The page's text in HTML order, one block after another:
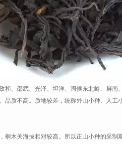
和、邵武、光泽、坦洋、闽候东北岭、屏南
品质不高。质地较差，统称外山小种、人工
桐木关海拔相对较高。所以正山小种的采制